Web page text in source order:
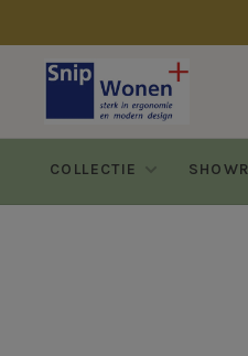
COLLECTIE